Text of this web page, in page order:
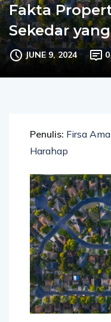
Fakta
Sekedar
JUNE 9, 2024 0
Penulis: Firsa
Harahap